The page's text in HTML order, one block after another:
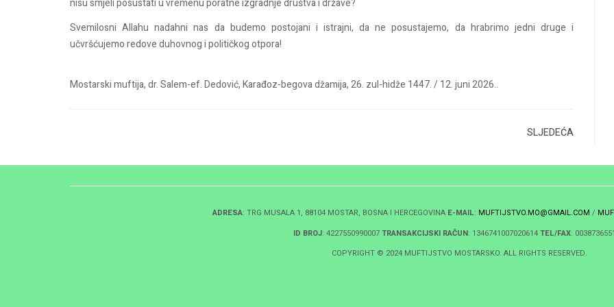
nisu smjeli posustatiu vremenu poratne izgradnje društva i države?
Svemilosni Allahu nadahni nas da budemo postojani i istrajni, da ne posustajemo, da hrabrimo jedni druge i
učvršćujemo redoveduhovnog i političkog otpora!
Mostarski muftija, dr. Salem-ef. Dedović,Karađoz-begovadžamija, 26. zul-hidže 1447. / 12.juni2026..
SLJEDEĆA
ADRESA: TRG MUSALA 1, 88104 MOSTAR, BOSNA I HERCEGOVINA E-MAIL: MUFTIJSTVO.MO@GMAIL.COM /
ID BROJ: 4227550990007 TRANSAKCIJSKI RAČUN: 1346741007020614TEL/FAX:
COPYRIGHT © 2024 MUFTIJSTVO MOSTARSKO. ALL RIGHTS RESERVED.